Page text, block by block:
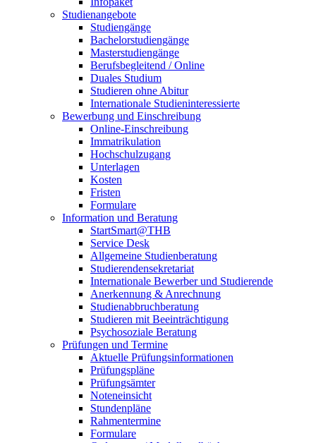
Studienangebote
Studiengänge
Bachelorstudiengänge
Masterstudiengänge
Berufsbegleitend / Online
Duales Studium
Studieren ohne Abitur
Internationale Studieninteressierte
Bewerbung und Einschreibung
Online-Einschreibung
Immatrikulation
Hochschulzugang
Unterlagen
Kosten
Fristen
Formulare
Information und Beratung
StartSmart@THB
Service Desk
Allgemeine Studienberatung
Studierendensekretariat
Internationale Bewerber und Studierende
Anerkennung & Anrechnung
Studienabbruchberatung
Studieren mit Beeinträchtigung
Psychosoziale Beratung
Prüfungen und Termine
Aktuelle Prüfungsinformationen
Prüfungspläne
Prüfungsämter
Noteneinsicht
Stundenpläne
Rahmentermine
Formulare